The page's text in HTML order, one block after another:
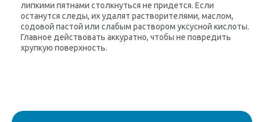
липкими пятнами столкнуться не придется. Если
останутся следы, их удалят растворителями, маслом,
содовой пастой или слабым раствором уксусной кислоты.
Главное действовать аккуратно, чтобы не повредить
хрупкую поверхность.